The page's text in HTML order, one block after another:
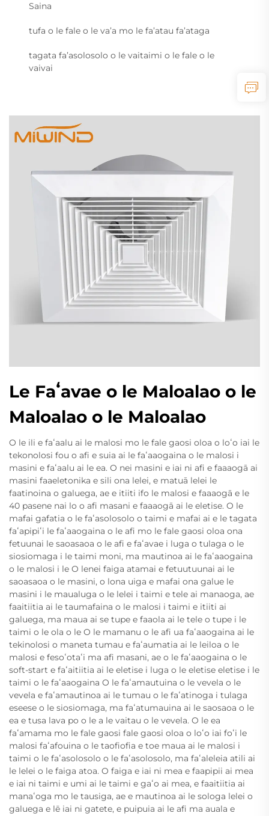
Saina
tufa o le fale o le va’a mo le fa’atau fa’ataga
tagata fa’asolosolo o le vaitaimi o le fale o le
vaivai
Le Faʻavae o le Maloalao o le
Maloalao o le Maloalao
O le ili e faʻaalu ai le malosi mo le fale gaosi oloa o loʻo iai le
tekonolosi fou o afi e suia ai le faʻaaogaina o le malosi i
masini e faʻaalu ai le ea. O nei masini e iai ni afi e faaaogā ai
masini faaeletonika e sili ona lelei, e matuā lelei le
faatinoina o galuega, ae e itiiti ifo le malosi e faaaogā e le
40 pasene nai lo o afi masani e faaaogā ai le eletise. O le
mafai gafatia o le faʻasolosolo o taimi e mafai ai e le tagata
faʻapipiʻi le faʻaaogaina o le afi mo le fale gaosi oloa ona
fetuunai le saoasaoa o le afi e faʻavae i luga o tulaga o le
siosiomaga i le taimi moni, ma mautinoa ai le faʻaaogaina
o le malosi i le O lenei faiga atamai e fetuutuunai ai le
saoasaoa o le masini, o lona uiga e mafai ona galue le
masini i le maualuga o le lelei i taimi e tele ai manaoga, ae
faaitiitia ai le taumafaina o le malosi i taimi e itiiti ai
galuega, ma maua ai se tupe e faaola ai le tele o tupe i le
taimi o le ola o le O le mamanu o le afi ua faʻaaogaina ai le
tekinolosi o maneta tumau e faʻaumatia ai le leiloa o le
malosi e fesoʻotaʻi ma afi masani, ae o le faʻaaogaina o le
soft-start e faʻaitiitia ai le eletise i luga o le eletise eletise i le
taimi o le faʻaaogaina O le faʻamautuina o le vevela o le
vevela e faʻamautinoa ai le tumau o le faʻatinoga i tulaga
eseese o le siosiomaga, ma faʻatumauina ai le saosaoa o le
ea e tusa lava po o le a le vaitau o le vevela. O le ea
faʻamama mo le fale gaosi fale gaosi oloa o loʻo iai foʻi le
malosi faʻafouina o le taofiofia e toe maua ai le malosi i
taimi o le faʻasolosolo o le faʻasolosolo, ma faʻaleleia atili ai
le lelei o le faiga atoa. O faiga e iai ni mea e faapipii ai mea
e iai ni taimi e umi ai le taimi e gaʻo ai mea, e faaitiitia ai
manaʻoga mo le tausiga, ae e mautinoa ai le sologa lelei o
galuega e lē iai ni gatete, e puipuia ai le afi ma auala e